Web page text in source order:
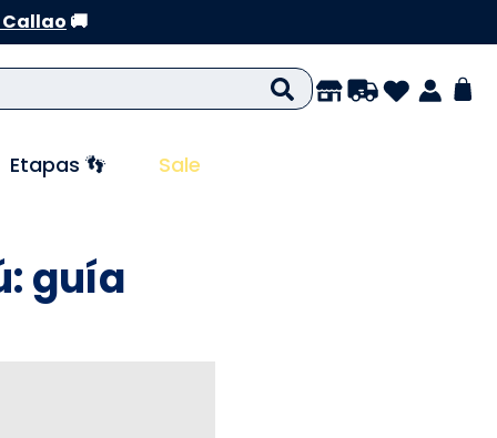
🚚
Etapas 👣 Sale
guía